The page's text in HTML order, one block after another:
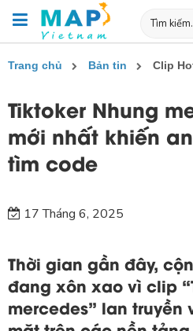
Trang chủ Bản tin Clip
Tiktoker Nhung
mới nhất khiến
tìm code
17 Tháng 6, 2025
Thời gian gần đây,
đang xôn xao vì clip “
mercedes” lan truyền